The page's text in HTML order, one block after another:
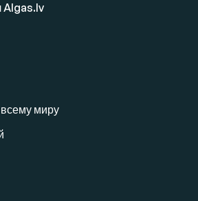
Algas.lv
всему миру